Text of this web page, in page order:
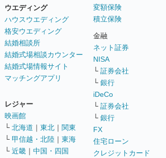
ウエディング
ハウスウエディング
格安ウエディング
結婚相談所
結婚式場相談カウンター
結婚式場情報サイト
マッチングアプリ
レジャー
映画館
└ 北海道 ｜ 東北 ｜ 関東
└ 甲信越・北陸 ｜ 東海
└ 近畿 ｜ 中国・四国
変額保険
積立保険
金融
ネット証券
NISA
└ 証券会社
└ 銀行
iDeCo
└ 証券会社
└ 銀行
FX
住宅ローン
クレジットカード